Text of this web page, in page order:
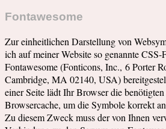
Fontawesome
Zur einheitlichen Darstellung von
ich auf meiner Website so genannte CSS-
Fontawesome (Fonticons, Inc., 6 Porter
Cambridge, MA 02140, USA)
einer Seite lädt Ihr Browser die
Browsercache, um die Symbole korrekt
Zu diesem Zweck muss der von Ihnen